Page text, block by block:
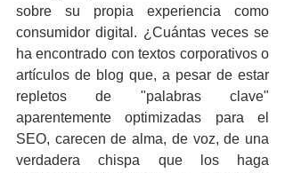
sobre su propia experiencia como
consumidor digital. ¿Cuántas veces se
ha encontrado con textos corporativos o
artículos de blog que, a pesar de estar
repletos de "palabras clave"
aparentemente optimizadas para el
SEO, carecen de alma, de voz, de una
verdadera chispa que los haga